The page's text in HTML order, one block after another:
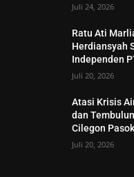
Juli 24, 2026
Ratu Ati
Herdiansyah
Independen
Juli 20, 2026
Atasi Krisis
dan
Cilegon
Juli 20, 2026